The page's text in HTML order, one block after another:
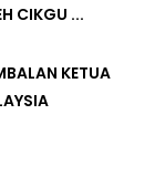
CIKGU ...
KETUA